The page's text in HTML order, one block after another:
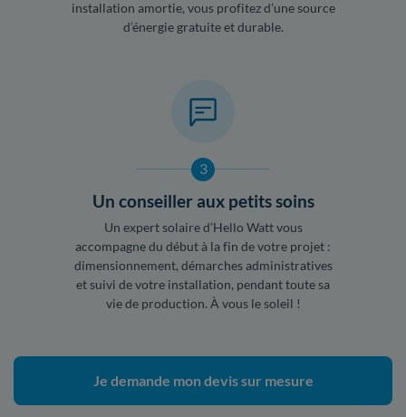
installation amortie, vous profitez d’une source
d’énergie gratuite et durable.
3
Un conseiller aux petits soins
Un expert solaire d’Hello Watt vous
accompagne du début à la fin de votre projet :
dimensionnement, démarches administratives
et suivi de votre installation, pendant toute sa
vie de production. À vous le soleil !
Je demande mon devis sur mesure